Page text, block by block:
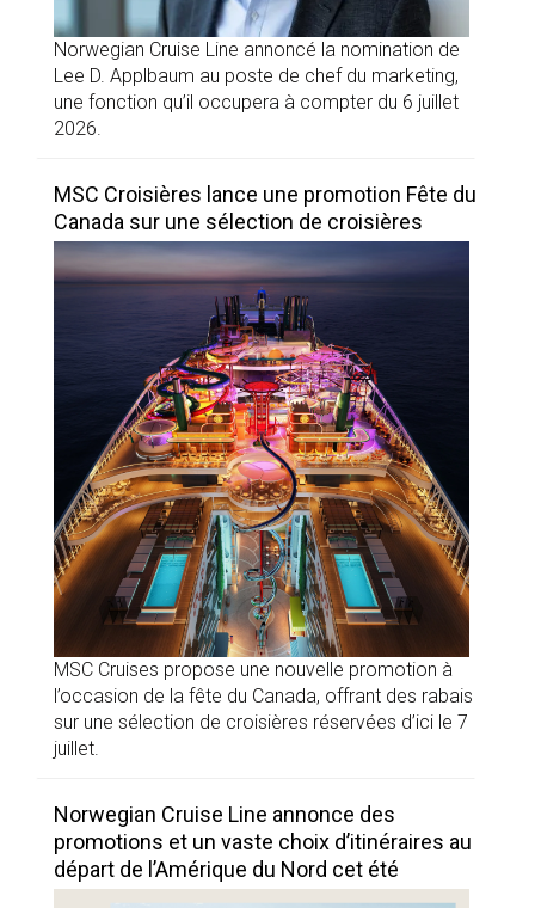
Norwegian Cruise Line annoncé la nomination de
Lee D. Applbaum au poste de chef du marketing,
une fonction qu’il occupera à compter du 6 juillet
2026.
MSC Croisières lance une promotion Fête du
Canada sur une sélection de croisières
MSC Cruises propose une nouvelle promotion à
l’occasion de la fête du Canada, offrant des rabais
sur une sélection de croisières réservées d’ici le 7
juillet.
Norwegian Cruise Line annonce des
promotions et un vaste choix d’itinéraires au
départ de l’Amérique du Nord cet été